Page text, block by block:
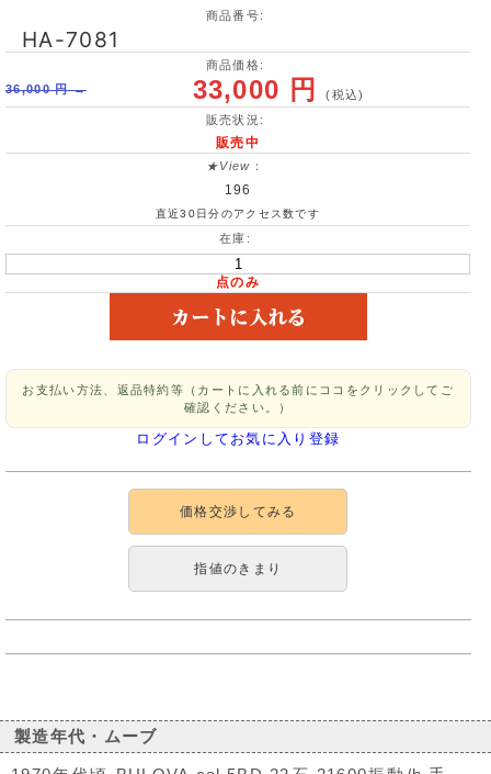
商品番号:
HA-7081
商品価格:
36,000 円 →
33,000 円(税込)
販売状況:
販売中
★View ：
196
直近30日分のアクセス数です
在庫:
点のみ
お支払い方法、返品特約等（カートに入れる前にココをクリックしてご
確認ください。）
ログインしてお気に入り登録
価格交渉してみる
指値のきまり
製造年代・ムーブ